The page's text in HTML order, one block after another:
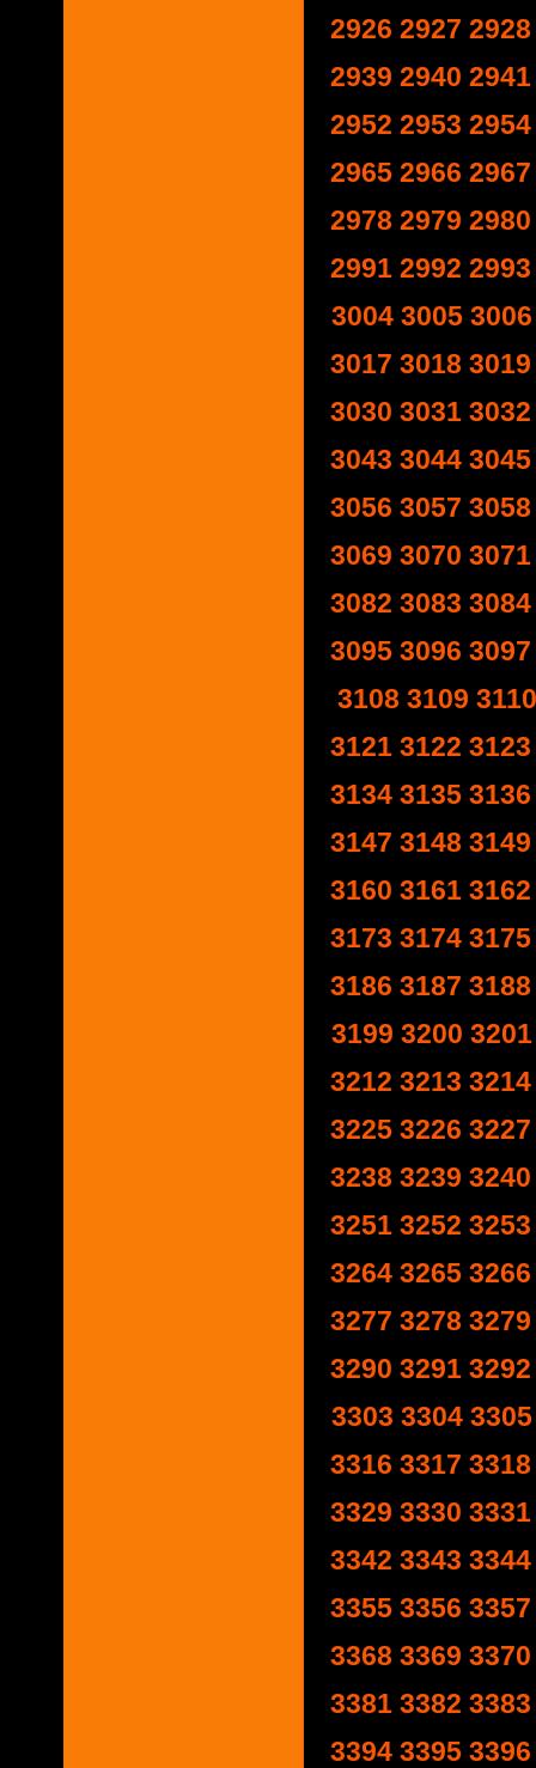
2926 2927 2928
2939 2940 2941
2952 2953 2954
2965 2966 2967
2978 2979 2980
2991 2992 2993
3004 3005 3006
3017 3018 3019
3030 3031 3032
3043 3044 3045
3056 3057 3058
3069 3070 3071
3082 3083 3084
3095 3096 3097
3108 3109 3110
3121 3122 3123
3134 3135 3136
3147 3148 3149
3160 3161 3162
3173 3174 3175
3186 3187 3188
3199 3200 3201
3212 3213 3214
3225 3226 3227
3238 3239 3240
3251 3252 3253
3264 3265 3266
3277 3278 3279
3290 3291 3292
3303 3304 3305
3316 3317 3318
3329 3330 3331
3342 3343 3344
3355 3356 3357
3368 3369 3370
3381 3382 3383
3394 3395 3396